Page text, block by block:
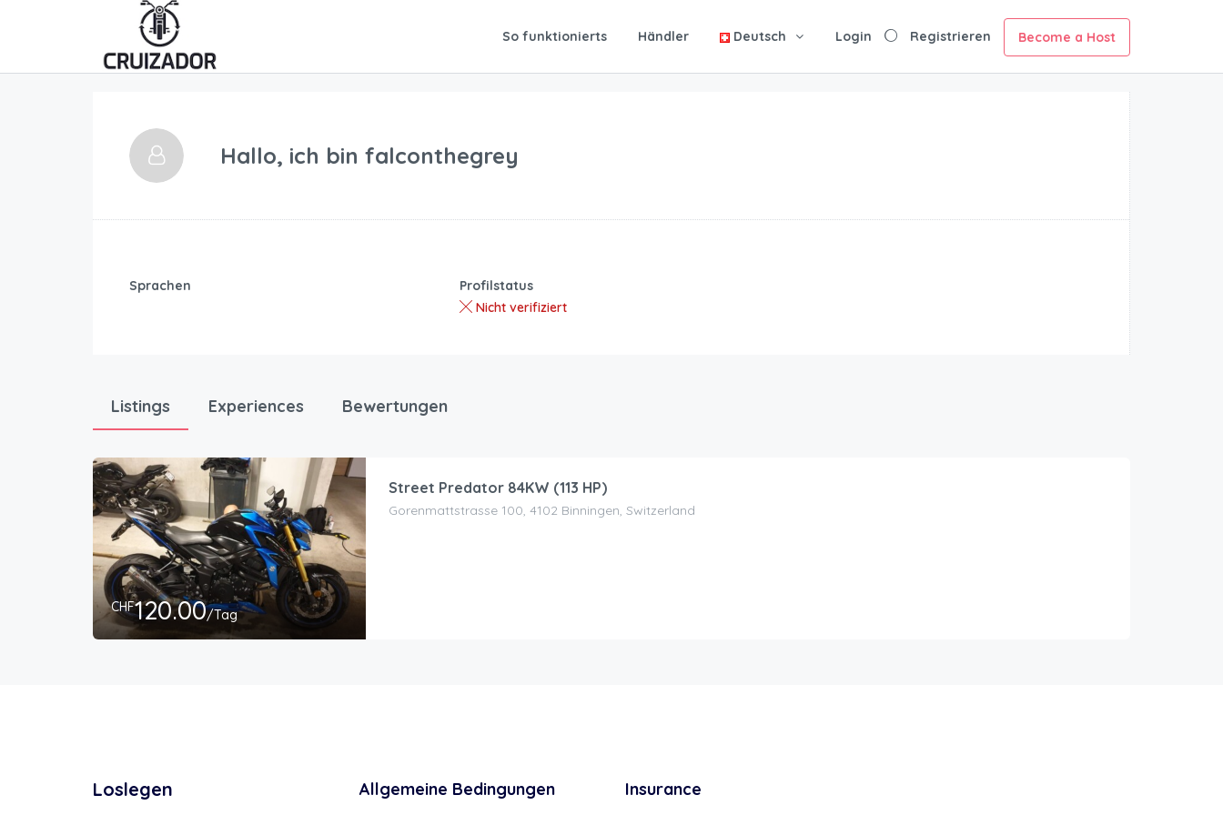
So funktionierts Händler Deutsch Login Registrieren Become a Host
Hallo, ich bin falconthegrey
Sprachen
Profilstatus
Nicht verifiziert
Listings Experiences Bewertungen
CHF120.00/Tag
Street Predator 84KW (113 HP)
Gorenmattstrasse 100, 4102 Binningen, Switzerland
Loslegen Allgemeine Bedingungen Insurance